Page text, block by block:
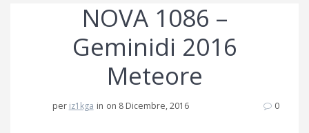
NOVA 1086 –
Geminidi 2016
Meteore
per iz1kga in on 8 Dicembre, 2016 0